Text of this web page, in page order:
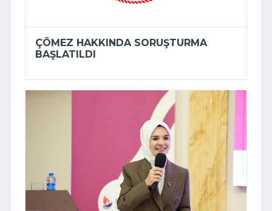
ÇÖMEZ HAKKINDA SORUŞTURMA
BAŞLATILDI